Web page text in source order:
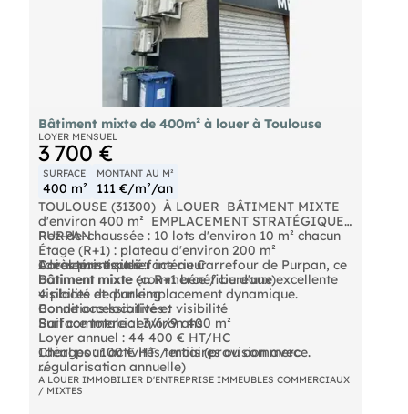
détaillée et organisation de visite, contactez notre
Bâtiment mixte de 400m² à louer à Toulouse
LOYER MENSUEL
3 700 €
SURFACE
400 m²
MONTANT AU M²
111 €/m²/an
TOULOUSE (31300)  À LOUER  BÂTIMENT MIXTE
d'environ 400 m²  EMPLACEMENT STRATÉGIQUE
PURPAN
Idéalement situé face au Carrefour de Purpan, ce
bâtiment mixte en R+1 bénéficie d'une excellente
visibilité et d'un emplacement dynamique.
Surface totale : environ 400 m²
Rez-de-chaussée : 10 lots d'environ 10 m² chacun
Étage (R+1) : plateau d'environ 200 m²
Accès par escalier intérieur
Caractéristiques :
Bâtiment mixte (commerce / bureaux)
4 places de parking
Bonne accessibilité et visibilité
Conditions locatives :
Bail commercial 3/6/9 ans
Loyer annuel : 44 400 € HT/HC
Charges : 100 € HT / mois (provision avec
régularisation annuelle)
Taxe foncière : 3 290 € (N-1)
Idéal pour activités tertiaires ou commerce.
Pour plus d'informations ou organiser une visite,
contactez nous.
A LOUER IMMOBILIER D'ENTREPRISE IMMEUBLES COMMERCIAUX
/ MIXTES